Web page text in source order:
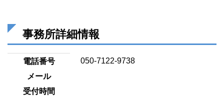
事務所詳細情報
電話番号
050-7122-9738
メール
受付時間